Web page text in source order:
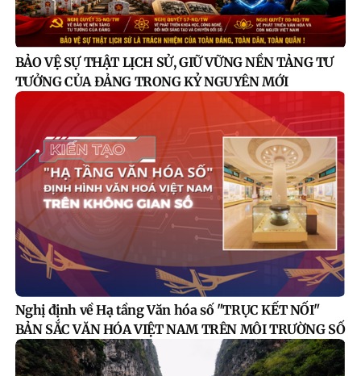
BẢO VỆ SỰ THẬT LỊCH SỬ, GIỮ VỮNG NỀN TẢNG TƯ
TƯỞNG CỦA ĐẢNG TRONG KỶ NGUYÊN MỚI
Nghị định về Hạ tầng Văn hóa số "TRỤC KẾT NỐI"
BẢN SẮC VĂN HÓA VIỆT NAM TRÊN MÔI TRƯỜNG SỐ